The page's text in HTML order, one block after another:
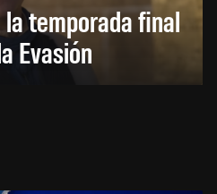
temporada final
Evasión